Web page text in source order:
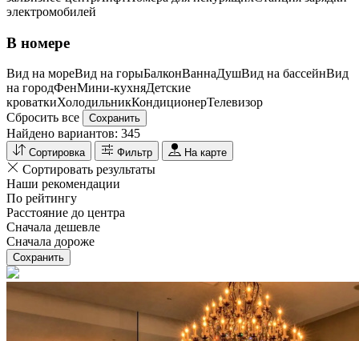
электромобилей
В номере
Вид на мореВид на горыБалконВаннаДушВид на бассейнВид
на городФенМини-кухняДетские
кроваткиХолодильникКондиционерТелевизор
Сбросить все
Сохранить
Найдено вариантов: 345
Сортировка Фильтр На карте
Сортировать результаты
Наши рекомендации
По рейтингу
Расстояние до центра
Сначала дешевле
Сначала дороже
Сохранить